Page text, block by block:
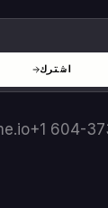
اشترك
+1 604-